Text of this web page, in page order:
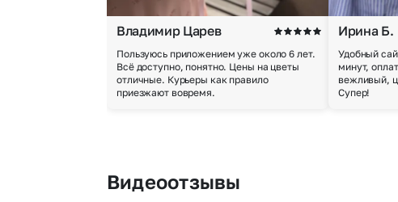
Или
Владимир Царев
Пользуюсь приложением уже около 6 лет.
Всё доступно, понятно. Цены на цветы
отличные. Курьеры как правило
приезжают вовремя.
Ирина Б.
Удобный
минут,
вежливый,
Супер!
Видеоотзывы